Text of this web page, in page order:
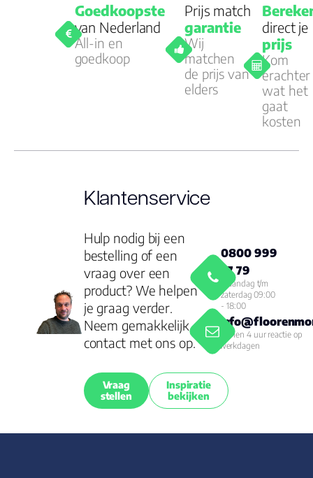
Goedkoopste
van Nederland
All-in en
goedkoop
Prijs match
garantie
Wij
matchen
de prijs van
elders
direct je
prijs
Kom
erachter
wat het
gaat
kosten
Klantenservice
Hulp nodig bij een
bestelling of een
vraag over een
product? We helpen
je graag verder.
Neem gemakkelijk
contact met ons op.
Vraag
stellen
Inspiratie
bekijken
0800 999
77 79
Maandag t/m
zaterdag 09:00
- 18:00
Binnen 4 uur reactie op
werkdagen